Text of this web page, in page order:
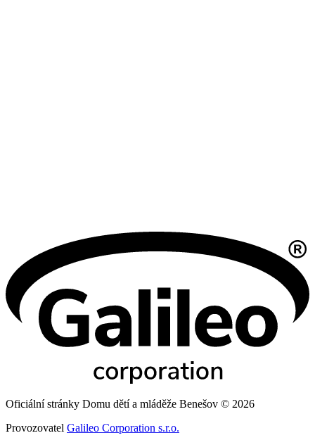
Oficiální stránky Domu dětí a mláděže Benešov © 2026
Provozovatel Galileo Corporation s.r.o.